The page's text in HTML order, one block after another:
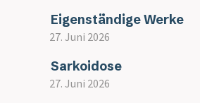
Eigenständige Werke
27. Juni 2026
Sarkoidose
27. Juni 2026